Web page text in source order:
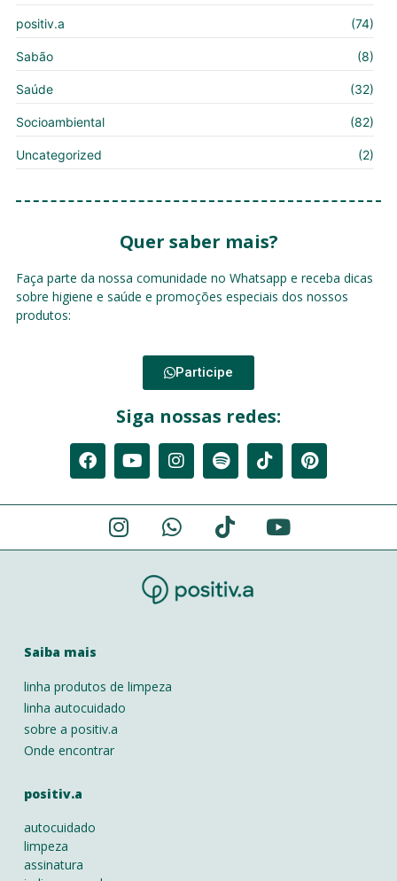
positiv.a (74)
Sabão (8)
Saúde (32)
Socioambiental (82)
Uncategorized (2)
Quer saber mais?
Faça parte da nossa comunidade no Whatsapp e receba dicas
sobre higiene e saúde e promoções especiais dos nossos
produtos:
Participe
Siga nossas redes:
Saiba mais
linha produtos de limpeza
linha autocuidado
sobre a positiv.a
Onde encontrar
positiv.a
autocuidado
limpeza
assinatura